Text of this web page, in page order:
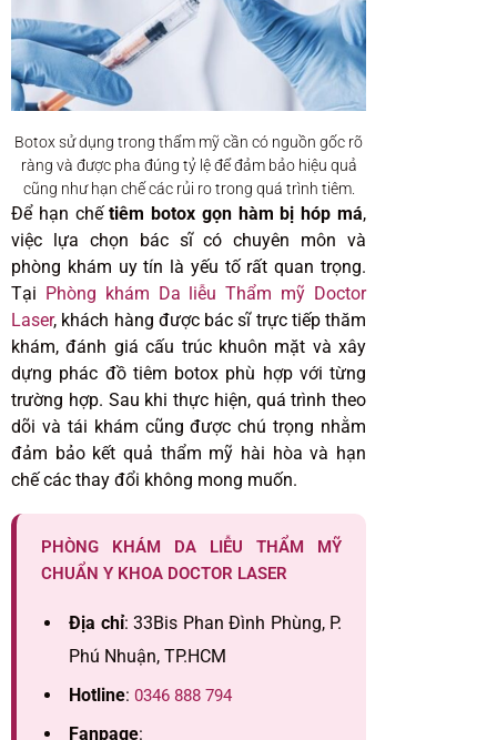
Botox sử dụng trong thẩm mỹ cần có nguồn gốc rõ
ràng và được pha đúng tỷ lệ để đảm bảo hiệu quả
cũng như hạn chế các rủi ro trong quá trình tiêm.
Để hạn chếtiêm botox gọn hàm bị hóp má,
việc lựa chọn bác sĩ có chuyên môn và
phòng khám uy tín là yếu tố rất quan trọng.
Tại Phòng khám Da liễu Thẩm mỹ Doctor
Laser, khách hàng được bác sĩ trực tiếp thăm
khám, đánh giá cấu trúc khuôn mặt và xây
dựng phác đồ tiêm botox phù hợp với từng
trường hợp. Sau khi thực hiện, quá trình theo
dõi và tái khám cũng được chú trọng nhằm
đảm bảo kết quả thẩm mỹ hài hòa và hạn
chế các thay đổi không mong muốn.
PHÒNG KHÁM DA LIỄU THẨM MỸ
CHUẨN Y KHOA DOCTOR LASER
Địa chỉ: 33Bis Phan Đình Phùng, P.
Phú Nhuận, TP.HCM
Hotline: 0346 888 794
Fanpage: